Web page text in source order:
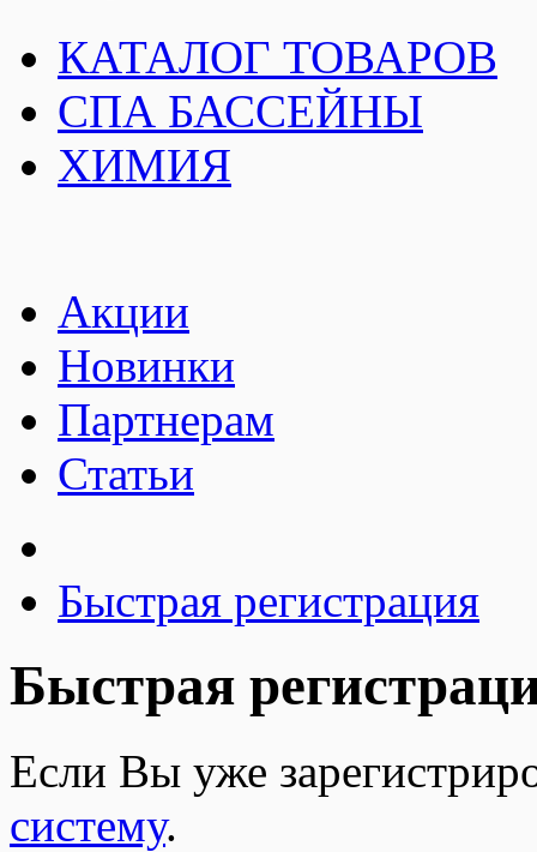
КАТАЛОГ ТОВАРОВ
СПА БАССЕЙНЫ
ХИМИЯ
Акции
Новинки
Партнерам
Статьи
Быстрая регистрация
Быстрая
Если Вы уже
систему.